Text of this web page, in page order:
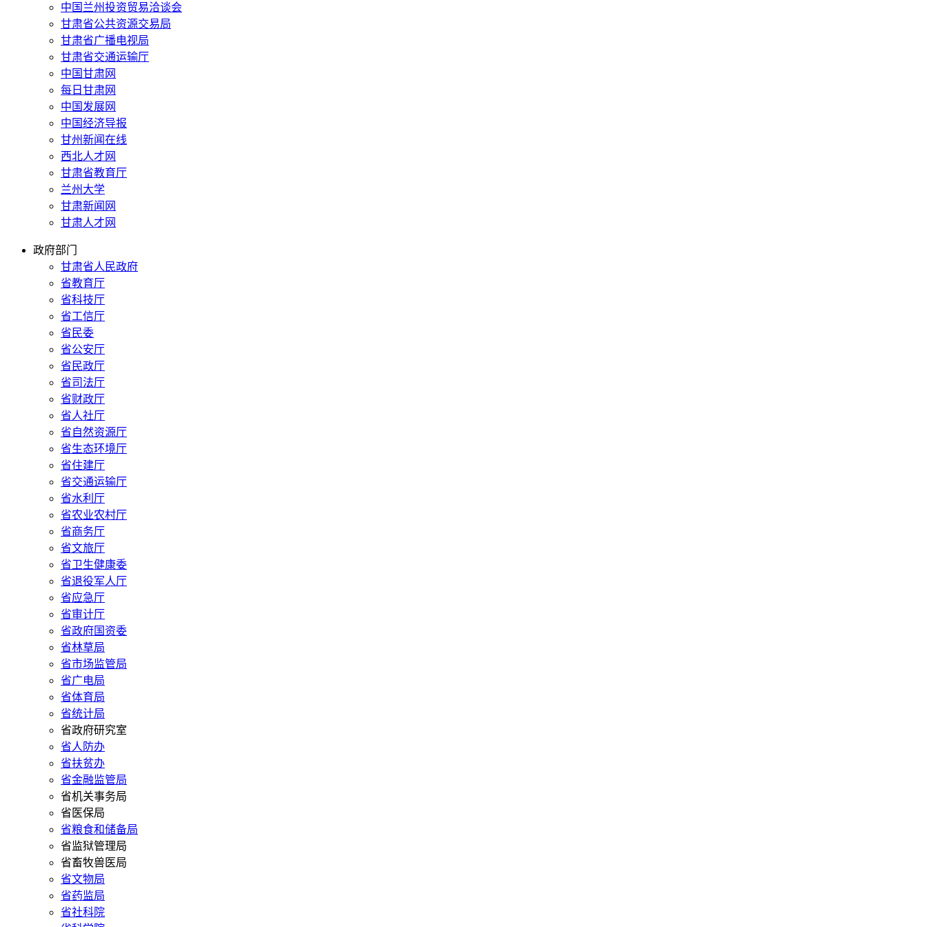
中国兰州投资贸易洽谈会
甘肃省公共资源交易局
甘肃省广播电视局
甘肃省交通运输厅
中国甘肃网
每日甘肃网
中国发展网
中国经济导报
甘州新闻在线
西北人才网
甘肃省教育厅
兰州大学
甘肃新闻网
甘肃人才网
政府部门
甘肃省人民政府
省教育厅
省科技厅
省工信厅
省民委
省公安厅
省民政厅
省司法厅
省财政厅
省人社厅
省自然资源厅
省生态环境厅
省住建厅
省交通运输厅
省水利厅
省农业农村厅
省商务厅
省文旅厅
省卫生健康委
省退役军人厅
省应急厅
省审计厅
省政府国资委
省林草局
省市场监管局
省广电局
省体育局
省统计局
省政府研究室
省人防办
省扶贫办
省金融监管局
省机关事务局
省医保局
省粮食和储备局
省监狱管理局
省畜牧兽医局
省文物局
省药监局
省社科院